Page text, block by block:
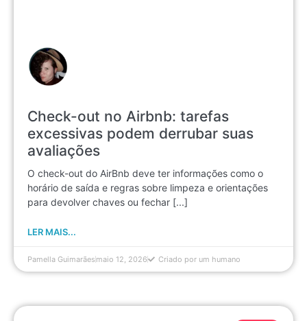
Check-out no Airbnb: tarefas
excessivas podem derrubar suas
avaliações
O check-out do AirBnb deve ter informações como o
horário de saída e regras sobre limpeza e orientações
para devolver chaves ou fechar [...]
LER MAIS...
Pamella Guimarães maio 12, 2026 Criado por um humano